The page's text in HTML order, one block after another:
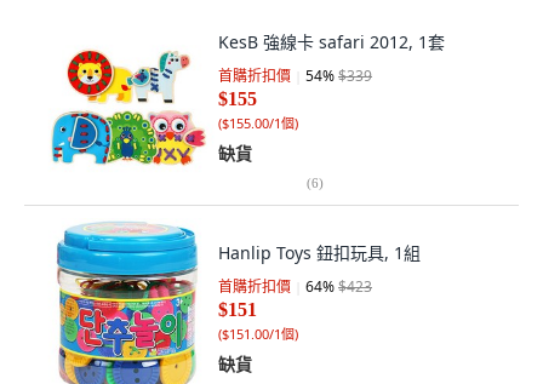
KesB 強線卡 safari 2012, 1套
首購折扣價 54%$339
$155
($155.00/1個)
缺貨
(6)
Hanlip Toys 鈕扣玩具, 1組
首購折扣價 64%$423
$151
($151.00/1個)
缺貨